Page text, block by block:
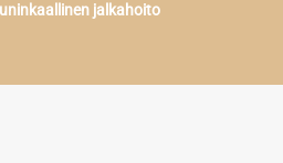
jalkahoito